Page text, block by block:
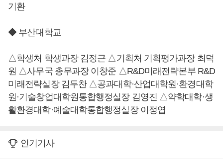
기환
◆ 부산대학교
△학생처 학생과장 김정근 △기획처 기획평가과장 최덕
원 △사무국 총무과장 이창준 △R&D미래전략본부 R&D
미래전략실장 김두찬 △공과대학·산업대학원·환경대학
원·기술창업대학원통합행정실장 김영진 △약학대학·생
활환경대학·예술대학통합행정실장 이정엽
인기기사